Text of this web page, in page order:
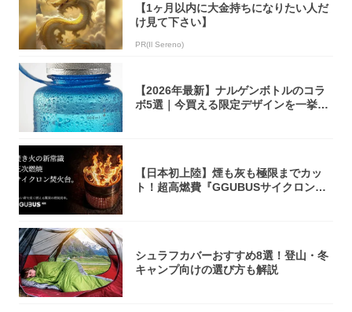
【1ヶ月以内に大金持ちになりたい人だ
け見て下さい】
PR(Il Sereno)
【2026年最新】ナルゲンボトルのコラ
ボ5選｜今買える限定デザインを一挙紹
【日本初上陸】煙も灰も極限までカッ
ト！超高燃費『GGUBUSサイクロン焚
シュラフカバーおすすめ8選！登山・冬
キャンプ向けの選び方も解説